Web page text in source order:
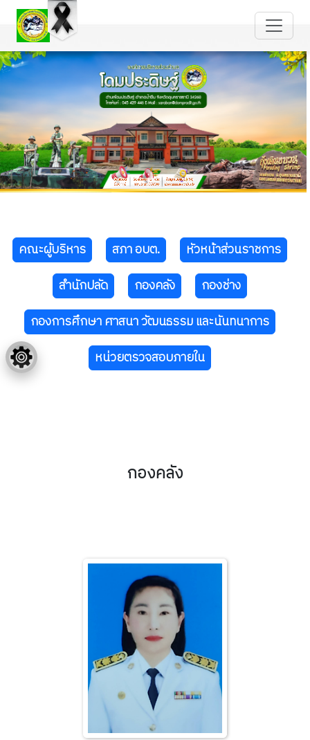
คณะผู้บริหาร สภา อบต.
หัวหน้าส่วนราชการ
สำนักปลัด
กองคลัง
กองช่าง
กองการศึกษา ศาสนา วัฒนธรรม และนันทนาการ
หน่วยตรวจสอบภายใน
กองคลัง